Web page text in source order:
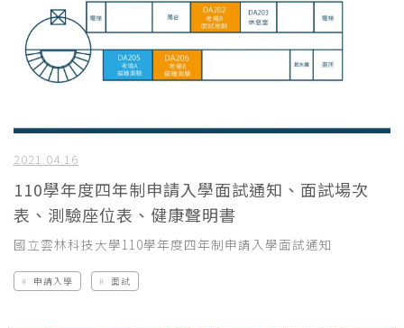
2021.04.16
110學年度四年制申請入學面試通知、面試場次
表、測驗座位表、健康聲明書
國立雲林科技大學110學年度四年制申請入學面試通知
申請入學 面試